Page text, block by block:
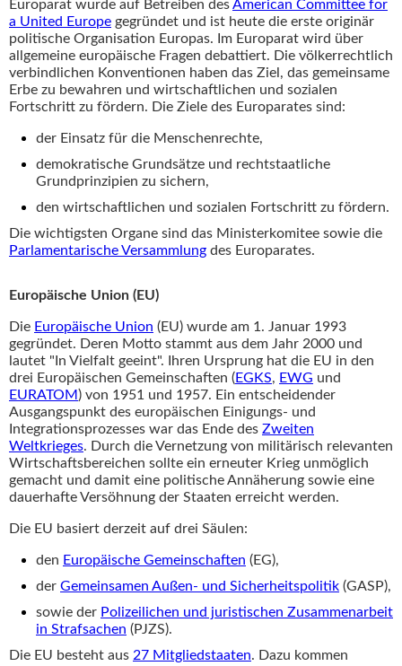
Europarat wurde auf Betreiben desAmerican Committee for
a United Europe gegründet und ist heute die erste originär
politische Organisation Europas. Im Europarat wird über
allgemeine europäische Fragen debattiert. Die völkerrechtlich
verbindlichen Konventionen haben das Ziel, das gemeinsame
Erbe zu bewahren und wirtschaftlichen und sozialen
Fortschritt zu fördern. Die Ziele des Europarates sind:
der Einsatz für die Menschenrechte,
demokratische Grundsätze und rechtstaatliche
Grundprinzipien zu sichern,
den wirtschaftlichen und sozialen Fortschritt zu fördern.
Die wichtigsten Organe sind das Ministerkomitee sowie die
Parlamentarische Versammlung des Europarates.
Europäische Union (EU)
Die Europäische Union (EU) wurde am 1. Januar 1993
gegründet. Deren Motto stammt aus dem Jahr 2000 und
lautet "In Vielfalt geeint". Ihren Ursprung hat die EU in den
drei Europäischen Gemeinschaften (EGKS, EWG und
EURATOM) von 1951 und 1957. Ein entscheidender
Ausgangspunkt des europäischen Einigungs- und
Integrationsprozesses war das Ende des Zweiten
Weltkrieges. Durch die Vernetzung von militärisch relevanten
Wirtschaftsbereichen sollte ein erneuter Krieg unmöglich
gemacht und damit eine politische Annäherung sowie eine
dauerhafte Versöhnung der Staaten erreicht werden.
Die EU basiert derzeit auf drei Säulen:
den Europäische Gemeinschaften (EG),
der Gemeinsamen Außen- und Sicherheitspolitik (GASP),
sowie der Polizeilichen und juristischen Zusammenarbeit
in Strafsachen (PJZS).
Die EU besteht aus 27 Mitgliedstaaten. Dazu kommen